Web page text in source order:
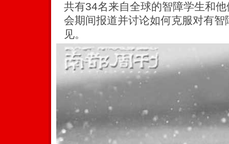
共有34名来自全球的智障学生和
会期间报道并讨论如何克服对有
见。